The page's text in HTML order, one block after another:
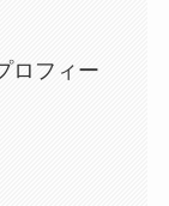
ロフィー